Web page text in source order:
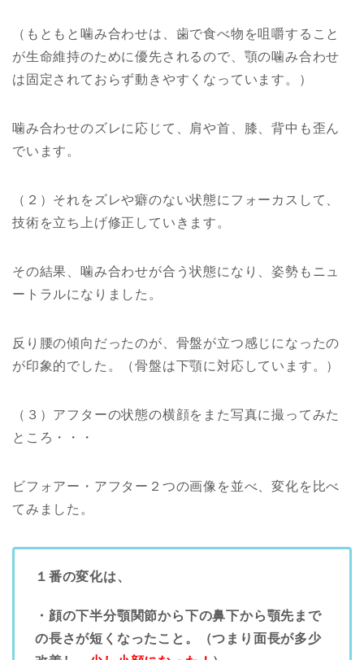
（もともと噛み合わせは、歯で食べ物を咀嚼すること
が生命維持のために優先されるので、顎の噛み合わせ
は固定されておらず動きやすくなっています。）
噛み合わせのズレに応じて、肩や首、膝、背中も歪ん
でいます。
（２）それをズレや癖のない状態にフォーカスして、
技術を立ち上げ修正していきます。
その結果、噛み合わせが合う状態になり、姿勢もニュ
ートラルになりました。
反り腰の傾向だったのが、骨盤が立つ感じになったの
が印象的でした。（骨盤は下顎に対応しています。）
（３）アフターの状態の横顔をまた写真に撮ってみた
ところ・・・
ビフォアー・アフター２つの画像を並べ、変化を比べ
てみました。
１番の変化は、
・顔の下半分顎関節から下の鼻下から顎先まで
の長さが短くなったこと。（つまり面長が多少